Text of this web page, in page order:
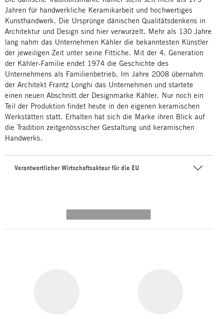
Jahren für handwerkliche Keramikarbeit und hochwertiges
Kunsthandwerk. Die Ursprünge dänischen Qualitätsdenkens in
Architektur und Design sind hier verwurzelt. Mehr als 130 Jahre
lang nahm das Unternehmen Kähler die bekanntesten Künstler
der jeweiligen Zeit unter seine Fittiche. Mit der 4. Generation
der Kähler-Familie endet 1974 die Geschichte des
Unternehmens als Familienbetrieb. Im Jahre 2008 übernahm
der Architekt Frantz Longhi das Unternehmen und startete
einen neuen Abschnitt der Designmarke Kähler. Nur noch ein
Teil der Produktion findet heute in den eigenen keramischen
Werkstätten statt. Erhalten hat sich die Marke ihren Blick auf
die Tradition zeitgenössischer Gestaltung und keramischen
Handwerks.
Verantwortlicher Wirtschaftsakteur für die EU